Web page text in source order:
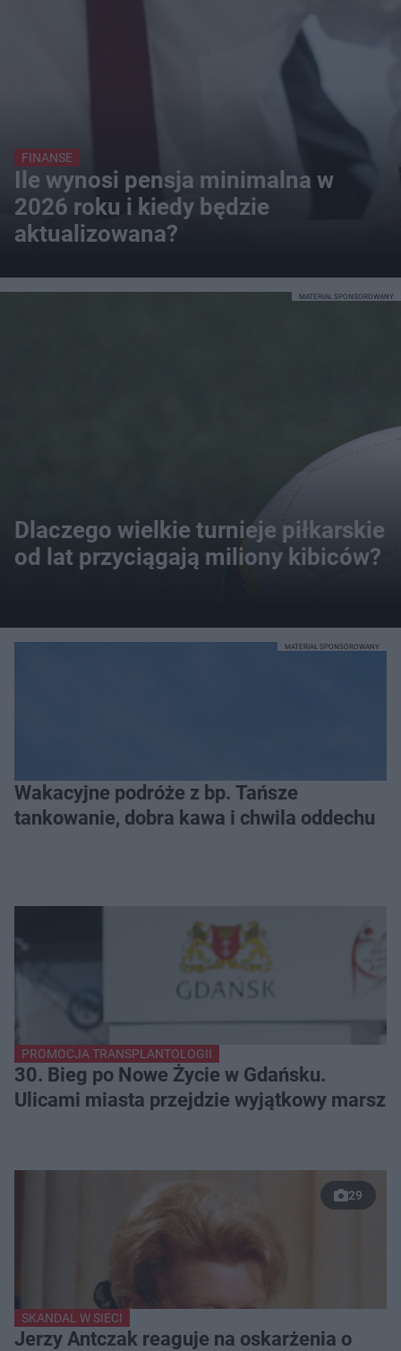
FINANSE
Ile wynosi pensja minimalna w
2026 roku i kiedy będzie
aktualizowana?
Dlaczego wielkie turnieje piłkarskie
od lat przyciągają miliony kibiców?
MATERIAŁ SPONSOROWANY
Wakacyjne podróże z bp. Tańsze
tankowanie, dobra kawa i chwila oddechu
MATERIAŁ SPONSOROWANY
PROMOCJA TRANSPLANTOLOGII
30. Bieg po Nowe Życie w Gdańsku.
Ulicami miasta przejdzie wyjątkowy marsz
29
SKANDAL W SIECI
Jerzy Antczak reaguje na oskarżenia o